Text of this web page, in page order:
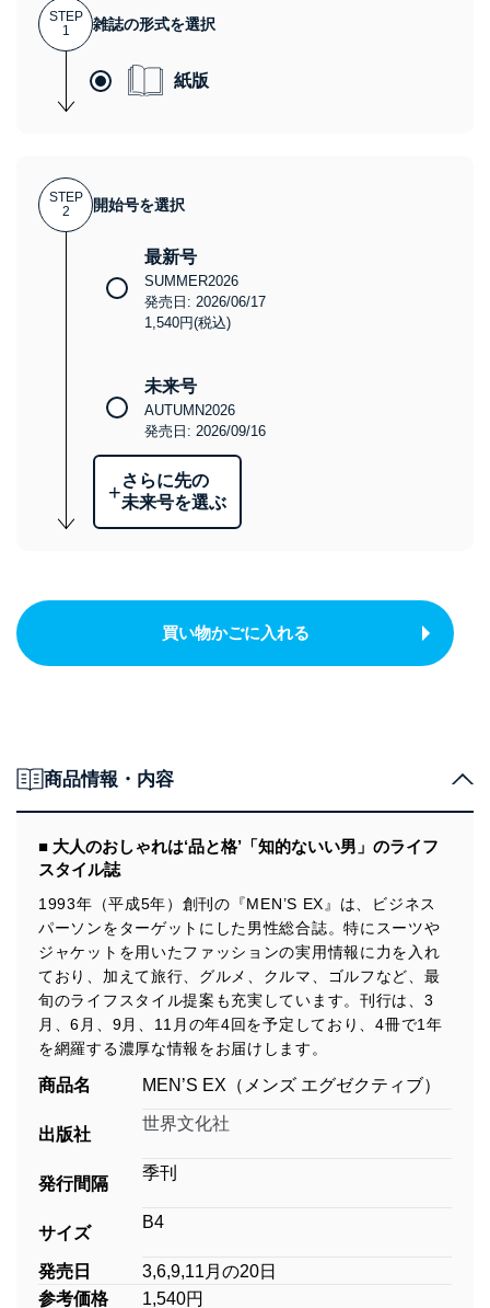
STEP
1
雑誌の形式を選択
紙版
STEP
2
開始号を選択
最新号
SUMMER2026
発売日: 2026/06/17
1,540円(税込)
未来号
AUTUMN2026
発売日: 2026/09/16
+さらに先の
未来号を選ぶ
買い物かごに入れる
商品情報・内容
■ 大人のおしゃれは‘品と格’「知的ないい男」のライフ
スタイル誌
1993年（平成5年）創刊の『MEN’S EX』は、ビジネス
パーソンをターゲットにした男性総合誌。特にスーツや
ジャケットを用いたファッションの実用情報に力を入れ
ており、加えて旅行、グルメ、クルマ、ゴルフなど、最
旬のライフスタイル提案も充実しています。刊行は、3
月、6月、9月、11月の年4回を予定しており、4冊で1年
を網羅する濃厚な情報をお届けします。
商品名 MEN’S EX（メンズ エグゼクティブ）
出版社
世界文化社
発行間隔
季刊
サイズ
B4
発売日
3,6,9,11月の20日
参考価格
1,540円